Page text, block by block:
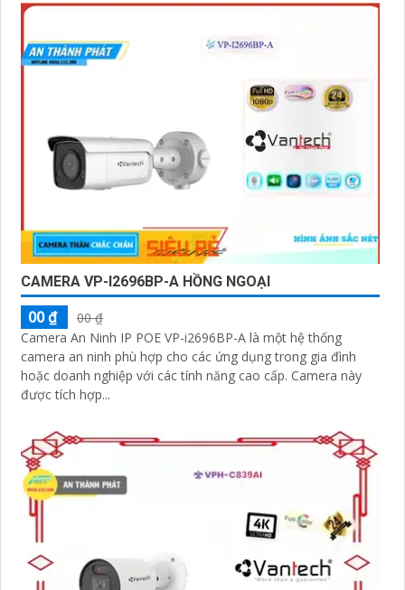
CAMERA VP-I2696BP-A HỒNG NGOẠI
00 ₫
00 ₫
Camera An Ninh IP POE VP-i2696BP-A là một hệ thống
camera an ninh phù hợp cho các ứng dụng trong gia đình
hoặc doanh nghiệp với các tính năng cao cấp. Camera này
được tích hợp...